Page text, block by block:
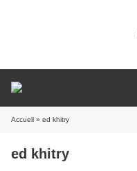
Accueil » ed khitry
ed khitry